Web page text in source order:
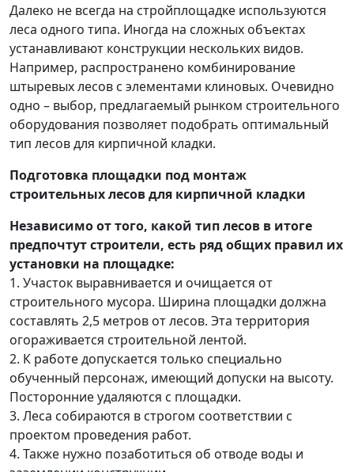
Далеко не всегда на стройплощадке используются
леса одного типа. Иногда на сложных объектах
устанавливают конструкции нескольких видов.
Например, распространено комбинирование
штыревых лесов с элементами клиновых. Очевидно
одно – выбор, предлагаемый рынком строительного
оборудования позволяет подобрать оптимальный
тип лесов для кирпичной кладки.
Подготовка площадки под монтаж
строительных лесов для кирпичной кладки
Независимо от того, какой тип лесов в итоге
предпочтут строители, есть ряд общих правил их
установки на площадке:
1. Участок выравнивается и очищается от
строительного мусора. Ширина площадки должна
составлять 2,5 метров от лесов. Эта территория
огораживается строительной лентой.
2. К работе допускается только специально
обученный персонаж, имеющий допуски на высоту.
Посторонние удаляются с площадки.
3. Леса собираются в строгом соответствии с
проектом проведения работ.
4. Также нужно позаботиться об отводе воды и